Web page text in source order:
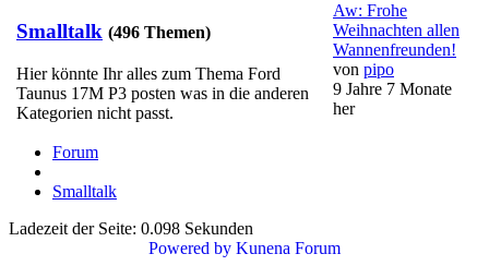
Smalltalk (496 Themen)
Hier könnte Ihr alles zum Thema Ford
Taunus 17M P3 posten was in die anderen
Kategorien nicht passt.
Aw: Frohe
Weihnachten allen
Wannenfreunden!
von pipo
9 Jahre 7 Monate
her
Forum
Smalltalk
Ladezeit der Seite: 0.098 Sekunden
Powered by Kunena Forum